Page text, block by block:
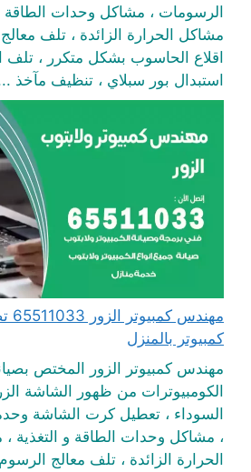
الرسومات ، مشاكل وحدات الطاقة و
مشاكل الحرارة الزائدة ، تلف
اقلاع الحاسوب بشكل متكرر ، تلف
استبدال بور سبلاي ، تنظيف مآخذ
كمبيوتر بالمنزل
مهندس كمبيوتر الزور المختص
الكومبيوترات من ظهور الشاشة
السوداء ، تعطيل كرت الشاشة
، مشاكل وحدات الطاقة و التغذية
الحرارة الزائدة ، تلف معالج